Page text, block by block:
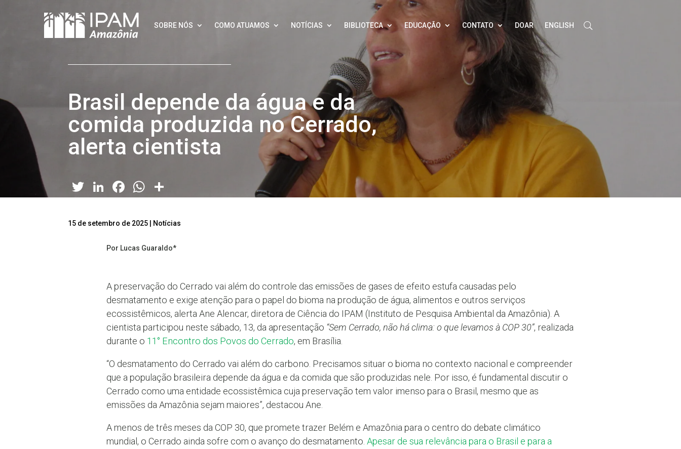
SOBRE NÓS COMO ATUAMOS NOTÍCIAS BIBLIOTECA EDUCAÇÃO CONTATO DOAR ENGLISH
Brasil depende da água e da
comida produzida no Cerrado,
alerta cientista
Twitter
LinkedIn
Facebook
WhatsApp
15 de setembro de 2025 Notícias
Por Lucas Guaraldo*
A preservação do Cerrado vai além do controle das emissões de gases de efeito estufa causadas pelo
desmatamento e exige atenção para o papel do bioma na produção de água, alimentos e outros serviços
ecossistêmicos, alerta Ane Alencar, diretora de Ciência do IPAM (Instituto de Pesquisa Ambiental da Amazônia). A
cientista participou neste sábado, 13, da apresentação “Sem Cerrado, não há clima: o que levamos à COP 30”, realizada
durante o 11° Encontro dos Povos do Cerrado, em Brasília.
“O desmatamento do Cerrado vai além do carbono. Precisamos situar o bioma no contexto nacional e compreender
que a população brasileira depende da água e da comida que são produzidas nele. Por isso, é fundamental discutir o
Cerrado como uma entidade ecossistêmica cuja preservação tem valor imenso para o Brasil, mesmo que as
emissões da Amazônia sejam maiores”, destacou Ane.
A menos de três meses da COP 30, que promete trazer Belém e Amazônia para o centro do debate climático
mundial, o Cerrado ainda sofre com o avanço do desmatamento. Apesar de sua relevância para o Brasil e para a